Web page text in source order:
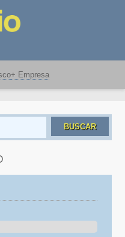
+ Empresa
BUSCAR